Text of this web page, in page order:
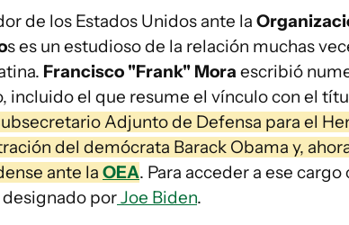
de los Estados Unidos ante la
s es un estudioso de la relación muchas
Francisco "Frank" Mora escribió
incluido el que resume el vínculo con el
Adjunto de Defensa para el
del demócrata Barack Obama y,
ante la OEA. Para acceder a ese
designado porJoe Biden.